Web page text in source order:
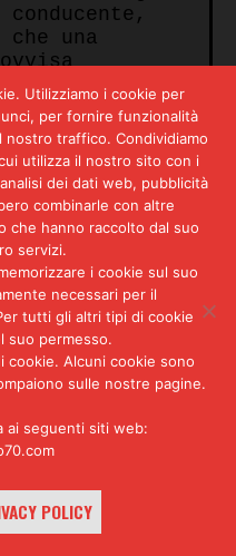
una
uccidendo
da un
scatola
scaglia
due
distanza e
di tutto il
di
arriva
che non
cultura
del
, di
Carlos Prats
Utilizziamo i cookie per
per fornire funzionalità
nostro traffico. Condividiamo
utilizza il nostro sito con i
dei dati web, pubblicità
combinarle con altre
che hanno raccolto dal suo
servizi.
i cookie sul suo
necessari per il
tutti gli altri tipi di cookie
suo permesso.
cookie. Alcuni cookie sono
sulle nostre pagine.
ai seguenti siti web:
POLICY